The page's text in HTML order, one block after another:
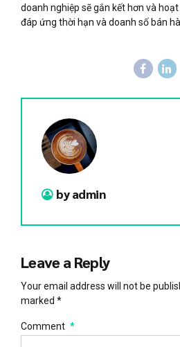
doanh nghiệp sẽ gắn kết hơn và
đáp ứng thời hạn và doanh số bán
by admin
Leave a Reply
Your email address will not be
marked *
Comment *